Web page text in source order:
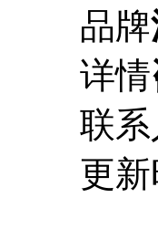
品牌
详情
联系
更新